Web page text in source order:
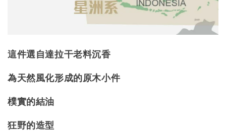
這件選自達拉干老料沉香
為天然風化形成的原木小件
樸實的結油
狂野的造型